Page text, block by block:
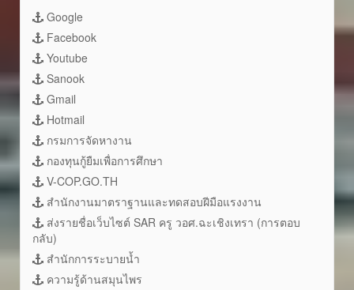
Google
Facebook
Youtube
Sanook
Gmail
Hotmail
กรมการจัดหางาน
กองทุนกู้ยืมเพื่อการศึกษา
V-COP.GO.TH
สำนักงานมาตราฐานและทดสอบฝีมือแรงงาน
ส่งรายชื่อเว็บไซต์ SAR ครู วอศ.ฉะเชิงเทรา (การตอบ
กลับ)
สำนักการระบายน้ำ
ความรู้ด้านสมุนไพร